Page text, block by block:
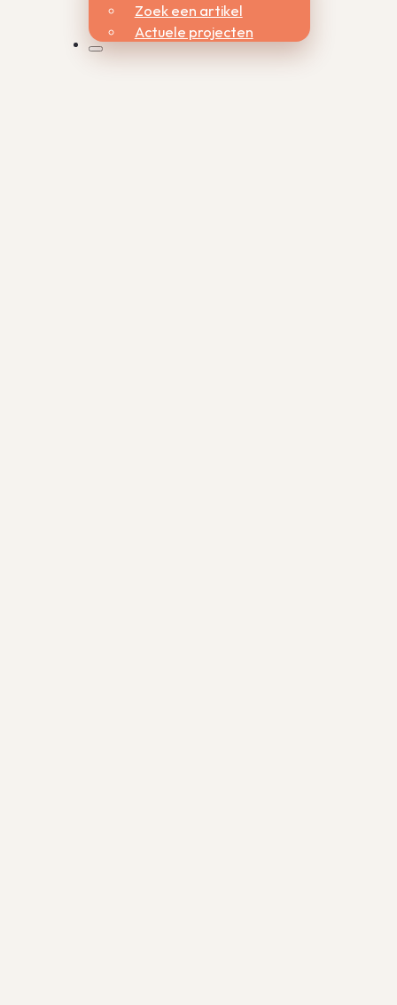
Zoek een artikel
Actuele projecten